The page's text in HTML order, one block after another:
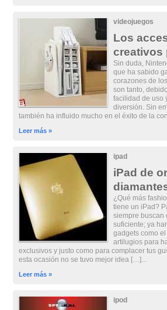
videojuegos
Los
creativos
Sin duda,
que ha sabido
corazones de
son tanto,
facilidad de uso
diversión. Sin
también ha influido mucho en el éxito de la
Leer más »
ipad
iPad de
¿Qué más
tiene un iPad?
siempre buscan
suficiente; ya
gadgets como
artilugios para
exclusivos y justo como para complacer tus
esta ocasión no se tuvo mejor idea […]...
Leer más »
ipod